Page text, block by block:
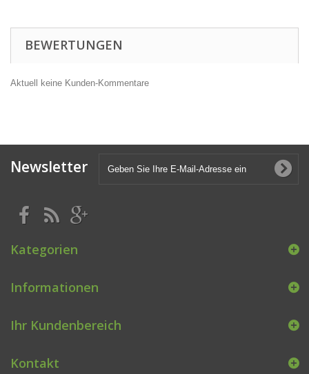
BEWERTUNGEN
Aktuell keine Kunden-Kommentare
Newsletter
Kategorien
Informationen
Ihr Kundenbereich
Kontakt